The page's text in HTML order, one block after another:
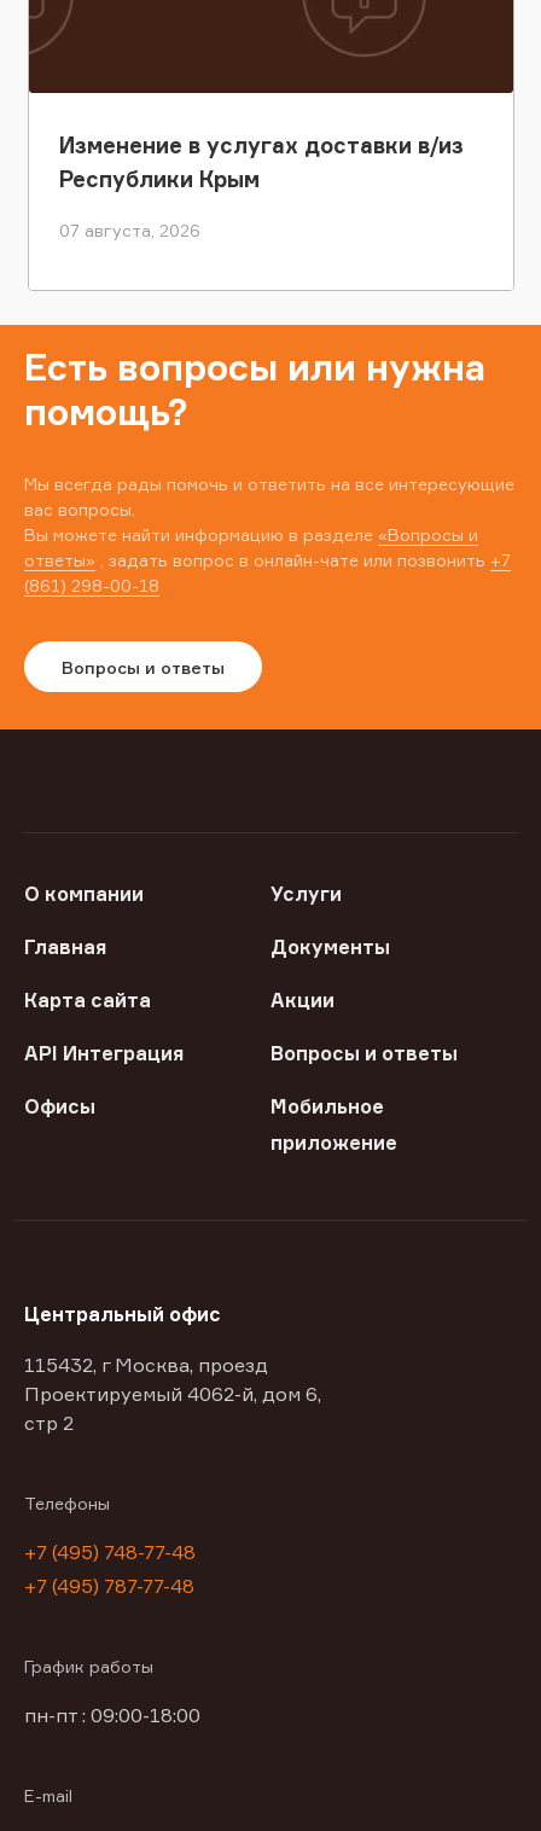
Изменение в услугах доставки в/из
Республики Крым
07 августа, 2026
Есть вопросы или нужна
помощь?
Мы всегда рады помочь и ответить на все интересующие
вас вопросы.
Вы можете найти информацию в разделе «Вопросы и
ответы» , задать вопрос в онлайн-чате или позвонить +7
(861) 298-00-18
Вопросы и ответы
О компании Услуги
Главная Документы
Карта сайта Акции
API Интеграция Вопросы и ответы
Офисы
Мобильное
приложение
Центральный офис
115432, г Москва, проезд
Проектируемый 4062-й, дом 6,
стр 2
Телефоны
+7 (495) 748-77-48
+7 (495) 787-77-48
График работы
пн-пт : 09:00-18:00
E-mail